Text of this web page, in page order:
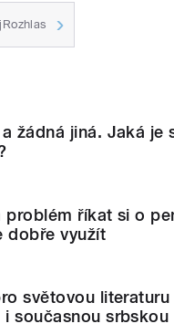
žádná jiná. Jaká je
problém říkat si o
dobře využít
světovou
i současnou srbskou